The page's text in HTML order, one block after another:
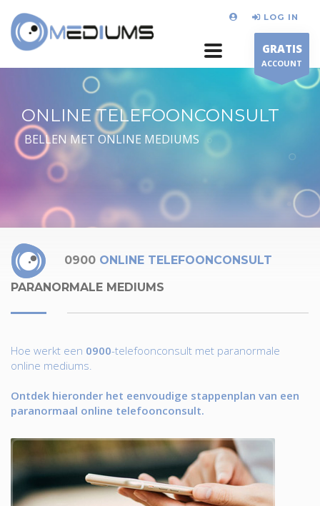
LOG IN
GRATIS
ACCOUNT
ONLINE TELEFOONCONSULT
BELLEN MET ONLINE MEDIUMS
0900 ONLINE TELEFOONCONSULT
PARANORMALE MEDIUMS
Hoe werkt een 0900-telefoonconsult met paranormale
online mediums.
Ontdek hieronder het eenvoudige stappenplan van een
paranormaal online telefoonconsult.